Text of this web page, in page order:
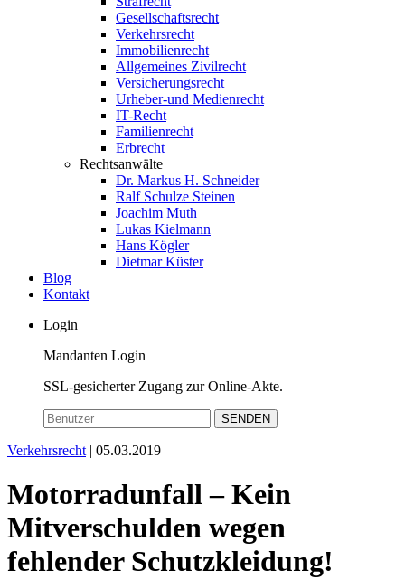
Gesellschaftsrecht
Verkehrsrecht
Immobilienrecht
Allgemeines Zivilrecht
Versicherungsrecht
Urheber-und Medienrecht
IT-Recht
Familienrecht
Erbrecht
Rechtsanwälte
Dr. Markus H. Schneider
Ralf Schulze Steinen
Joachim Muth
Lukas Kielmann
Hans Kögler
Dietmar Küster
Blog
Kontakt
Login
Mandanten Login
SSL-gesicherter Zugang zur Online-Akte.
SENDEN
Verkehrsrecht | 05.03.2019
Motorradunfall – Kein
Mitverschulden wegen
fehlender Schutzkleidung!